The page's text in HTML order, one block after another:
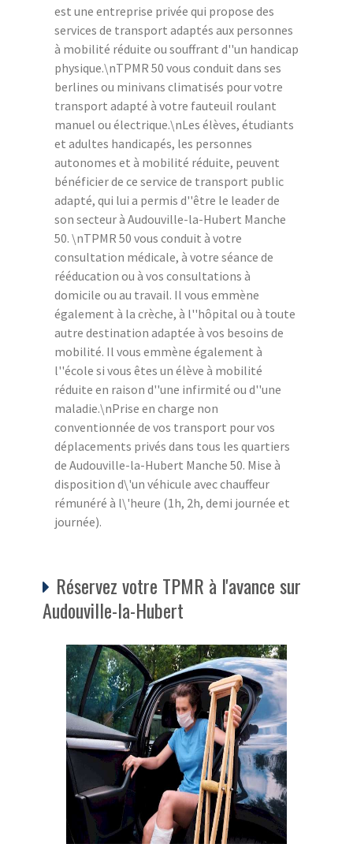
est une entreprise privée qui propose des
services de transport adaptés aux personnes
à mobilité réduite ou souffrant d''un handicap
physique.\nTPMR 50 vous conduit dans ses
berlines ou minivans climatisés pour votre
transport adapté à votre fauteuil roulant
manuel ou électrique.\nLes élèves, étudiants
et adultes handicapés, les personnes
autonomes et à mobilité réduite, peuvent
bénéficier de ce service de transport public
adapté, qui lui a permis d''être le leader de
son secteur à Audouville-la-Hubert Manche
50. \nTPMR 50 vous conduit à votre
consultation médicale, à votre séance de
rééducation ou à vos consultations à
domicile ou au travail. Il vous emmène
également à la crèche, à l''hôpital ou à toute
autre destination adaptée à vos besoins de
mobilité. Il vous emmène également à
l''école si vous êtes un élève à mobilité
réduite en raison d''une infirmité ou d''une
maladie.\nPrise en charge non
conventionnée de vos transport pour vos
déplacements privés dans tous les quartiers
de Audouville-la-Hubert Manche 50. Mise à
disposition d\'un véhicule avec chauffeur
rémunéré à l\'heure (1h, 2h, demi journée et
journée).
Réservez votre TPMR à l'avance sur
Audouville-la-Hubert